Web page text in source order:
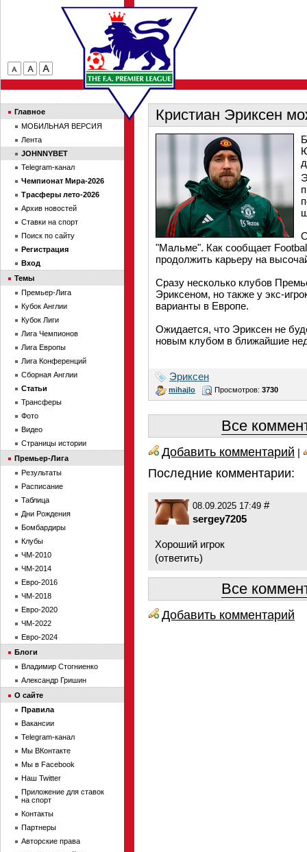
Кристиан Эриксен
"Мальме". Как сообщает
продолжить карьеру на
Сразу несколько клубов
Эриксеном, но также у экс-
варианты в Европе.
Ожидается, что Эриксен не
новым клубом в ближайшие
Эриксен
mihajlo Просмотров: 3730
Все
Добавить комментарий |
Последние комментарии:
08.09.2025 17:49 #
sergey7205
Хороший игрок
(ответить)
Все
Добавить комментарий
Главное
МОБИЛЬНАЯ ВЕРСИЯ
Лента
JOHNNYBET
Telegram-канал
Чемпионат Мира-2026
Трасферы лето-2026
Архив новостей
Ставки на спорт
Поиск по сайту
Регистрация
Вход
Темы
Премьер-Лига
Кубок Англии
Кубок Лиги
Лига Чемпионов
Лига Европы
Лига Конференций
Сборная Англии
Статьи
Трансферы
Фото
Видео
Страницы истории
Премьер-Лига
Результаты
Расписание
Таблица
Дни Рождения
Бомбардиры
Клубы
ЧМ-2010
ЧМ-2014
Евро-2016
ЧМ-2018
Евро-2020
ЧМ-2022
Евро-2024
Блоги
Владимир Стогниенко
Александр Гришин
О сайте
Правила
Вакансии
Telegram-канал
Мы ВКонтакте
Мы в Facebook
Наш Twitter
Приложение для ставок
на спорт
Контакты
Партнеры
Авторские права